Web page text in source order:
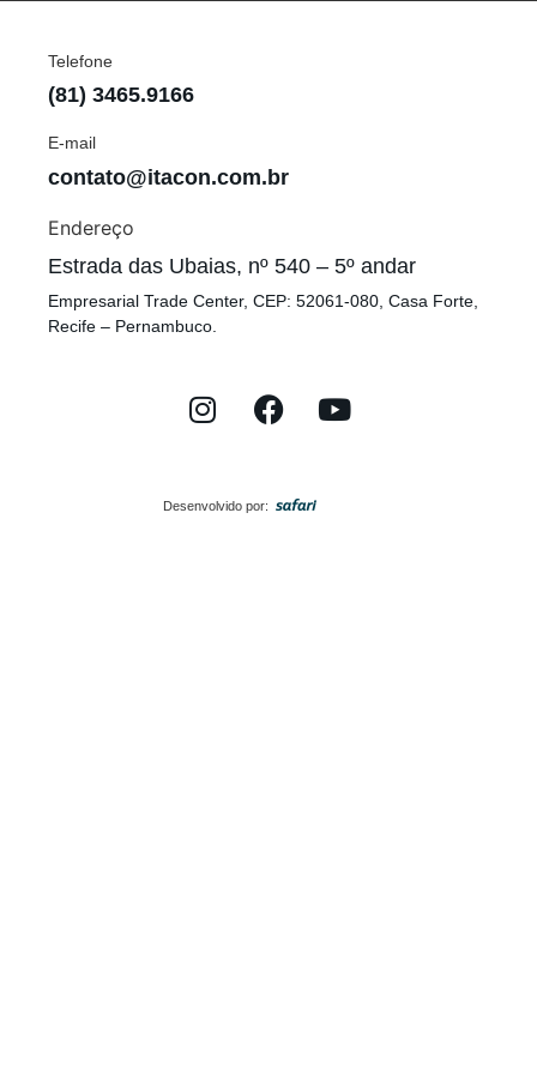
Telefone
(81) 3465.9166
E-mail
contato@itacon.com.br
Endereço
Estrada das Ubaias, nº 540 – 5º andar
Empresarial Trade Center, CEP: 52061-080, Casa Forte,
Recife – Pernambuco.
Desenvolvido por: